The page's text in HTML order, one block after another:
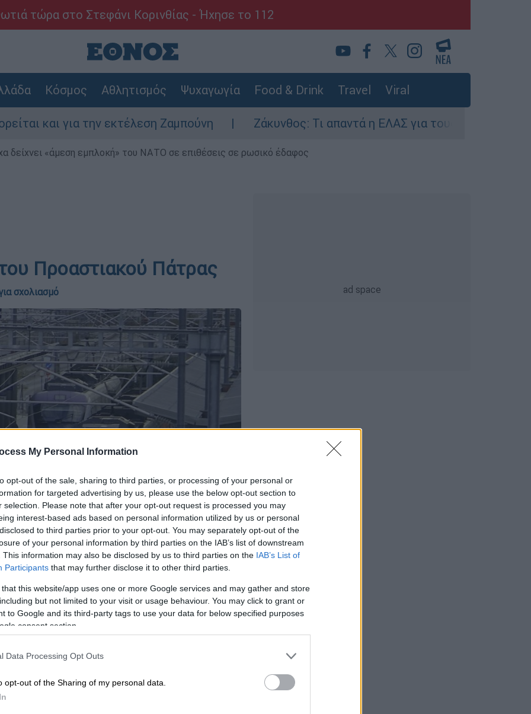
My Personal Information
opt-out of the sale, sharing to third parties, or processing of your personal or
for targeted advertising by us, please use the below opt-out section to
selection. Please note that after your opt-out request is processed you may
interest-based ads based on personal information utilized by us or personal
to third parties prior to your opt-out. You may separately opt-out of the
of your personal information by third parties on the IAB’s list of downstream
This information may also be disclosed by us to third parties on the IAB’s List of
Participants that may further disclose it to other third parties.
that this website/app uses one or more Google services and may gather and store
but not limited to your visit or usage behaviour. You may click to grant or
to Google and its third-party tags to use your data for below specified purposes
consent section.
Data Processing Opt Outs
opt-out of the Sharing of my personal data.
τώρα στο Στεφάνι Κορινθίας - Ήχησε το 112
Κόσμος Αθλητισμός Ψυχαγωγία Food & Drink Travel Viral
για την εκτέλεση Ζαμπούνη Ζάκυνθος: Τι απαντά η ΕΛΑΣ για τους 8 βιασμούς
δείχνει «άμεση εμπλοκή» του ΝΑΤΟ σε επιθέσεις σε ρωσικό έδαφος
Προαστιακού Πάτρας
σχολιασμό
το ΕΘΝΟΣ στη Google
ΠροαστιακούΣιδηροδρόμουΠατρών